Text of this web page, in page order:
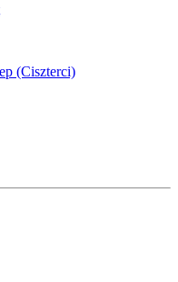
(Ciszterci)